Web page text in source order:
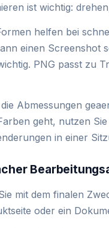
ist wichtig:
helfen bei
einen Screenshot
PNG passt zu
Abmessungen
geht, nutzen Sie
in einer
mit dem finalen
oder ein